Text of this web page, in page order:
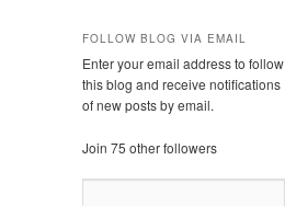
FOLLOW BLOG VIA EMAIL
Enter your email address to follow
this blog and receive notifications
of new posts by email.
Join 75 other followers